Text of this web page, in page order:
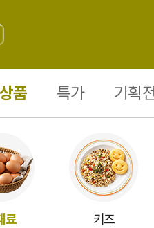
품 특가 기획
료 키즈